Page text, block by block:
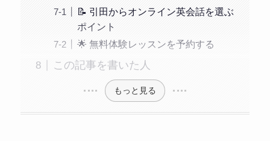
📝 引田からオンライン英会話を選ぶ
ポイント
🌟 無料体験レッスンを予約する
この記事を書いた人
もっと見る